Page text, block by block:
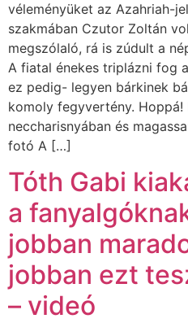
véleményüket az Azahriah-
szakmában Czutor Zoltán
megszólaló, rá is zúdult a
A fiatal énekes triplázni fog
ez pedig- legyen bárkinek
komoly fegyvertény. Hoppá!
neccharisnyában és
fotó A […]
Tóth Gabi
a
jobban
jobban ezt
– videó